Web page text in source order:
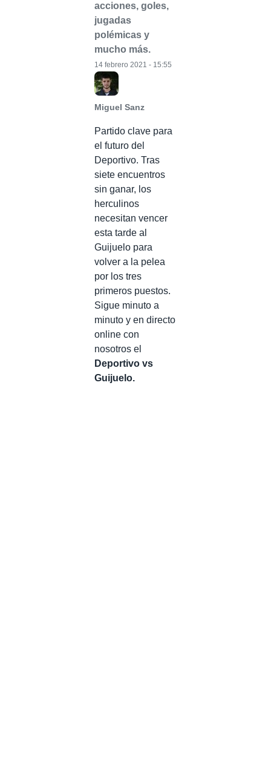
acciones, goles,
jugadas
polémicas y
mucho más.
Miguel Sanz
14 febrero 2021 - 15:55
Partido clave para
el futuro del
Deportivo. Tras
siete encuentros
sin ganar, los
herculinos
necesitan vencer
esta tarde al
Guijuelo para
volver a la pelea
por los tres
primeros puestos.
Sigue minuto a
minuto y en directo
online con
nosotros el
Deportivo vs
Guijuelo.